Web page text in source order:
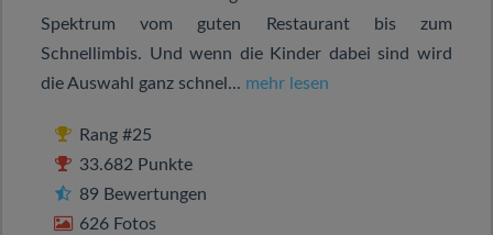
Spektrum vom guten Restaurant bis zum
Schnellimbis. Und wenn die Kinder dabei sind wird
die Auswahl ganz schnel... mehr lesen
Rang #25
33.682 Punkte
89 Bewertungen
626 Fotos